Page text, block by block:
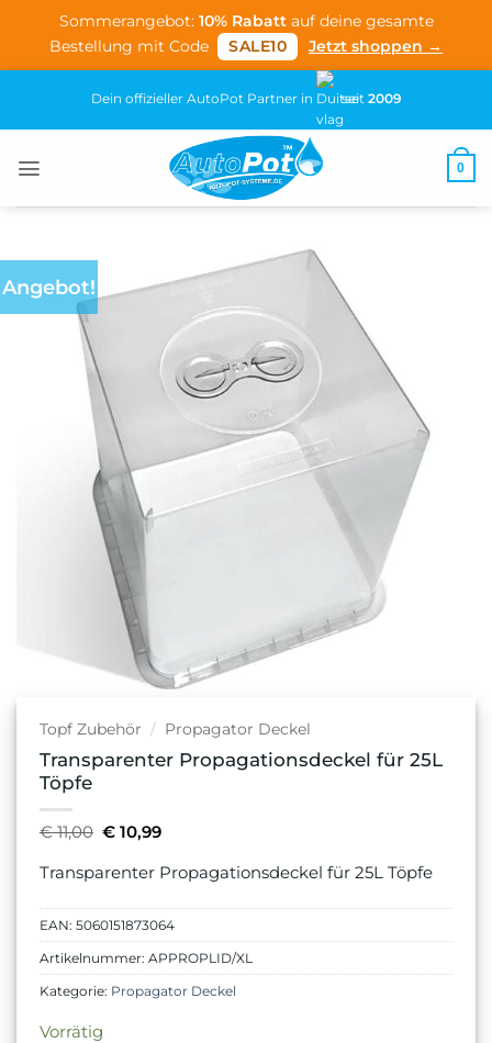
Sommerangebot: 10% Rabattauf deine gesamte
Bestellung mit Code
SALE10
Jetzt shoppen →
springen
Dein offizieller AutoPot Partner in seit 2009
0
Angebot!
Topf Zubehör / Propagator Deckel
Transparenter Propagationsdeckel für 25L
Töpfe
€11,00 Ursprünglicher
Preis
€ 11,00
€ 10,99Aktueller
ist:
€ 10,99.
Transparenter Propagationsdeckel für 25L Töpfe
EAN: 5060151873064
Artikelnummer: APPROPLID/XL
Kategorie: Propagator Deckel
Vorrätig